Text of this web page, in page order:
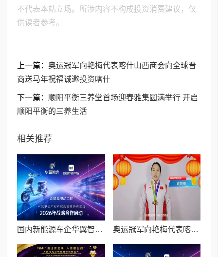
不代表本站立场。所涉内容不构成投资消费建议，仅
供读者参考。
上一篇： 奥运冠军向艳梅代表喀什山西商会向全球晋
商送马年祝福诚邀投资喀什
下一篇： 顺阳平衡三养堂首场迎春雅集圆满举行 开启
顺阳平衡的三养生活
相关推荐
国内新能源车企华翼智光与星幻数字资产平台达成战略合作 奥运冠军向艳梅代表喀什山西商会向全球晋商送马年祝福诚邀投资喀什